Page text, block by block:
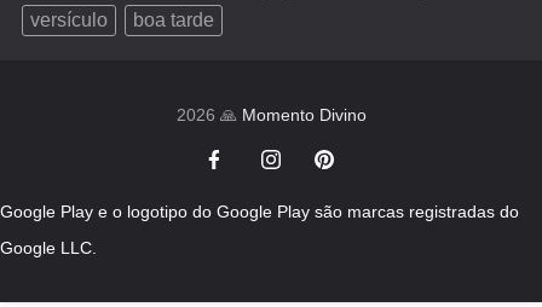
versículo
boa tarde
2026 🙏 Momento Divino
Google Play e o logotipo do Google Play são marcas registradas do
Google LLC.